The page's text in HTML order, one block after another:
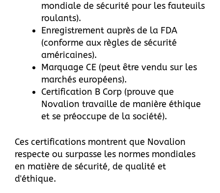
mondiale de sécurité pour les fauteuils
roulants).
Enregistrement auprès de la FDA
(conforme aux règles de sécurité
américaines).
Marquage CE (peut être vendu sur les
marchés européens).
Certification B Corp (prouve que
Novalion travaille de manière éthique
et se préoccupe de la société).
Ces certifications montrent que Novalion
respecte ou surpasse les normes mondiales
en matière de sécurité, de qualité et
d'éthique.